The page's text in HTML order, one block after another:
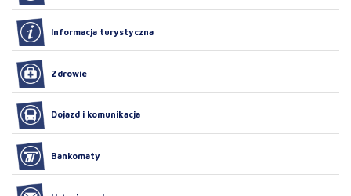
Informacja turystyczna
Zdrowie
Dojazd i komunikacja
Bankomaty